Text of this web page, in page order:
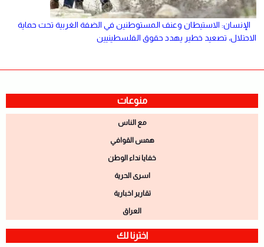
الإنسان: الاستيطان وعنف المستوطنين في الضفة الغربية تحت حماية
الاحتلال، تصعيد خطير يهدد حقوق الفلسطينيين
منوعات
مع الناس
همس القوافي
خفايا نداء الوطن
اسرى الحرية
تقارير اخبارية
العراق
اخترنا لك